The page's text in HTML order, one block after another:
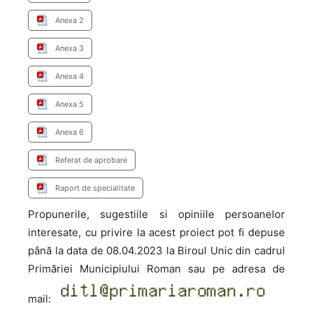
Anexa 2
Anexa 3
Anexa 4
Anexa 5
Anexa 6
Referat de aprobare
Raport de specialitate
Propunerile, sugestiile si opiniile persoanelor
interesate, cu privire la acest proiect pot fi depuse
până la data de 08.04.2023 la Biroul Unic din cadrul
Primăriei Municipiului Roman sau pe adresa de
mail: